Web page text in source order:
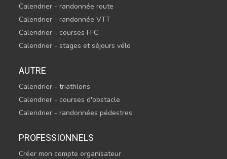
Calendrier - randonnée route
Calendrier - randonnée VTT
Calendrier - courses FFC
Calendrier - stages et séjours vélo
AUTRE
Calendrier - triathlons
Calendrier - courses d'obstacle
Calendrier - randonnées pédestres
PROFESSIONNELS
Créer mon compte organisateur